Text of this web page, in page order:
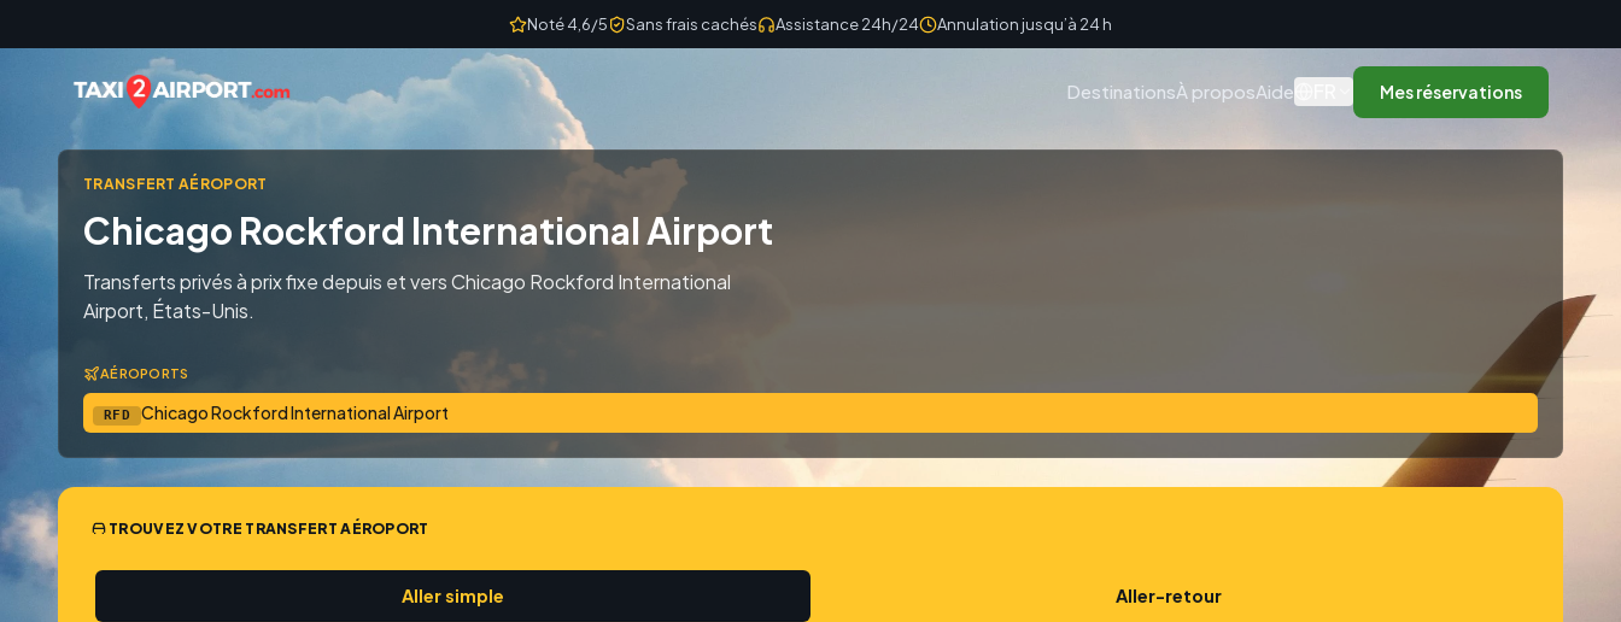
Noté 4,6/5 Sans frais cachés Assistance 24h/24 Annulation jusqu’à 24 h
DestinationsÀ proposAide Mes réservations
TRANSFERT AÉROPORT
Chicago Rockford International Airport
Transferts privés à prix fixe depuis et vers Chicago Rockford International
Airport, États-Unis.
AÉROPORTS
RFD Chicago Rockford International Airport
TROUVEZ VOTRE TRANSFERT AÉROPORT
Aller simple Aller-retour